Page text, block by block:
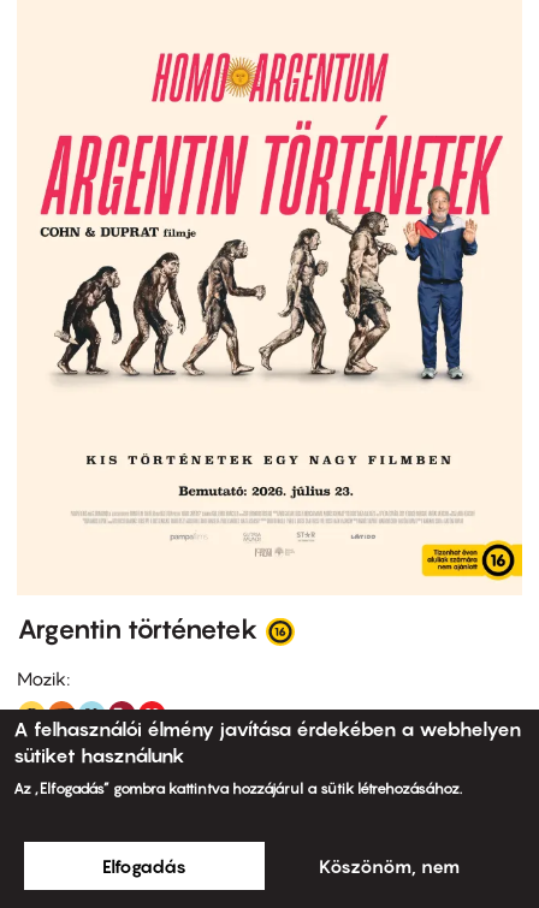
Argentin történetek
Mozik:
A felhasználói élmény javítása érdekében a webhelyen
sütiket használunk
Az „Elfogadás” gombra kattintva hozzájárul a sütik létrehozásához.
Elfogadás Köszönöm, nem